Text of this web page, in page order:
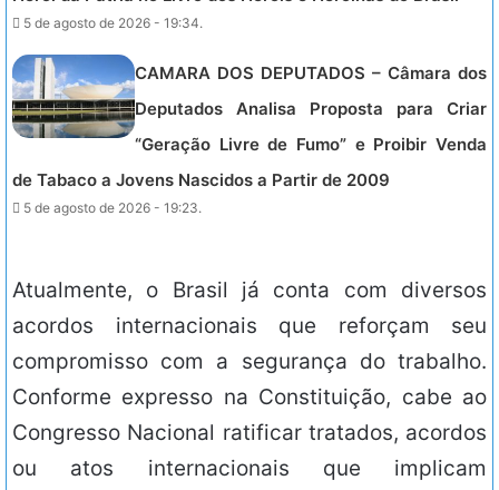
5 de agosto de 2026 - 19:34.
CAMARA DOS DEPUTADOS – Câmara dos
Deputados Analisa Proposta para Criar
“Geração Livre de Fumo” e Proibir Venda
de Tabaco a Jovens Nascidos a Partir de 2009
5 de agosto de 2026 - 19:23.
Atualmente, o Brasil já conta com diversos
acordos internacionais que reforçam seu
compromisso com a segurança do trabalho.
Conforme expresso na Constituição, cabe ao
Congresso Nacional ratificar tratados, acordos
ou atos internacionais que implicam